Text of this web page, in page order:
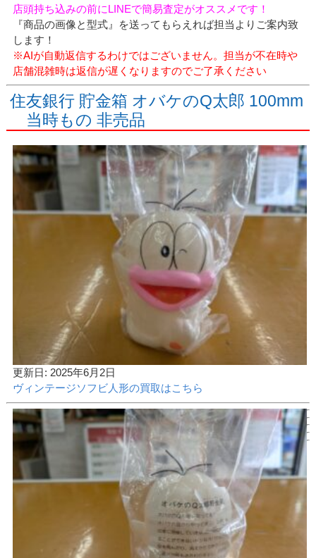
店頭持ち込みの前にLINEで簡易査定がオススメです！
『商品の画像と型式』を送ってもらえれば担当よりご案内致
します！
※AIが自動返信するわけではございません。担当が不在時や
店舗混雑時は返信が遅くなりますのでご了承ください
住友銀行 貯金箱 オバケのQ太郎 100mm
当時もの 非売品
更新日: 2025年6月2日
ヴィンテージソフビ人形の買取はこちら